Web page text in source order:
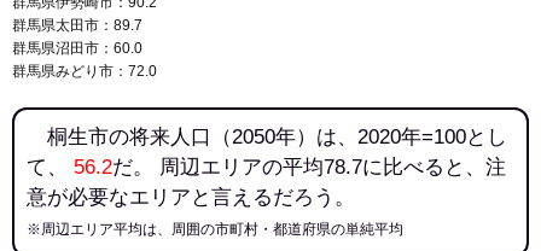
群馬県太田市：89.7
群馬県沼田市：60.0
群馬県みどり市：72.0
桐生市の将来人口（2050年）は、2020年=100とし
て、 56.2だ。 周辺エリアの平均78.7に比べると、注
意が必要なエリアと言えるだろう。
※周辺エリア平均は、周囲の市町村・都道府県の単純平均